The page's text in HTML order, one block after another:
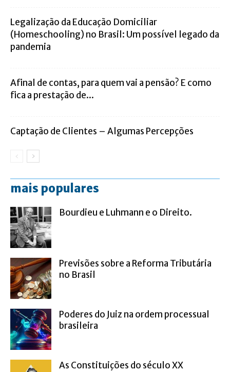
Legalização da Educação Domiciliar
(Homeschooling) no Brasil: Um possível legado da
pandemia
Afinal de contas, para quem vai a pensão? E como
fica a prestação de...
Captação de Clientes – Algumas Percepções
mais populares
Bourdieu e Luhmann e o Direito.
Previsões sobre a Reforma Tributária
no Brasil
Poderes do Juiz na ordem processual
brasileira
As Constituições do século XX